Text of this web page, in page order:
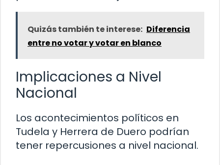
Quizás también te interese: Diferencia
entre no votar y votar en blanco
Implicaciones a Nivel
Nacional
Los acontecimientos políticos en
Tudela y Herrera de Duero podrían
tener repercusiones a nivel nacional.